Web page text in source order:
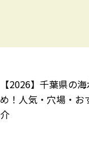
【2026】千葉県の
め！人気・穴場・お
介